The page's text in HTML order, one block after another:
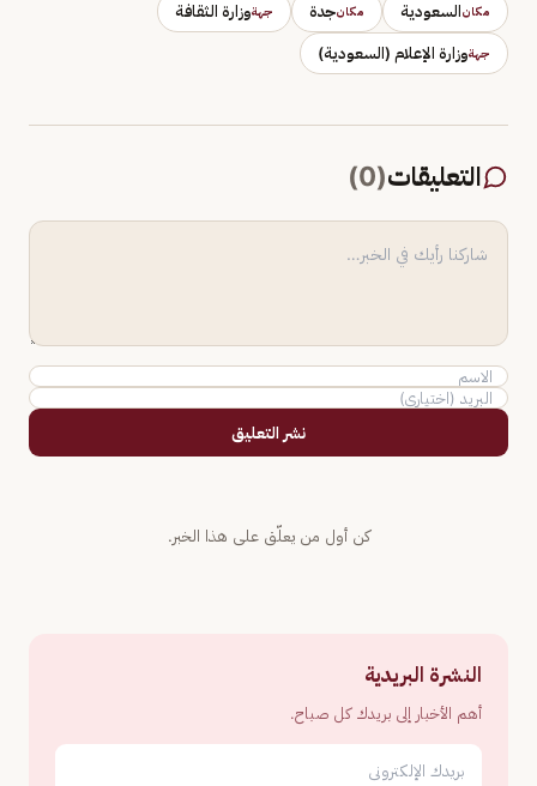
مكانالسعودية مكانجدة جهةوزارة الثقافة
جهةوزارة الإعلام (السعودية)
التعليقات(
0
)
نشر التعليق
كن أول من يعلّق على هذا الخبر.
النشرة البريدية
أهم الأخبار إلى بريدك كل صباح.